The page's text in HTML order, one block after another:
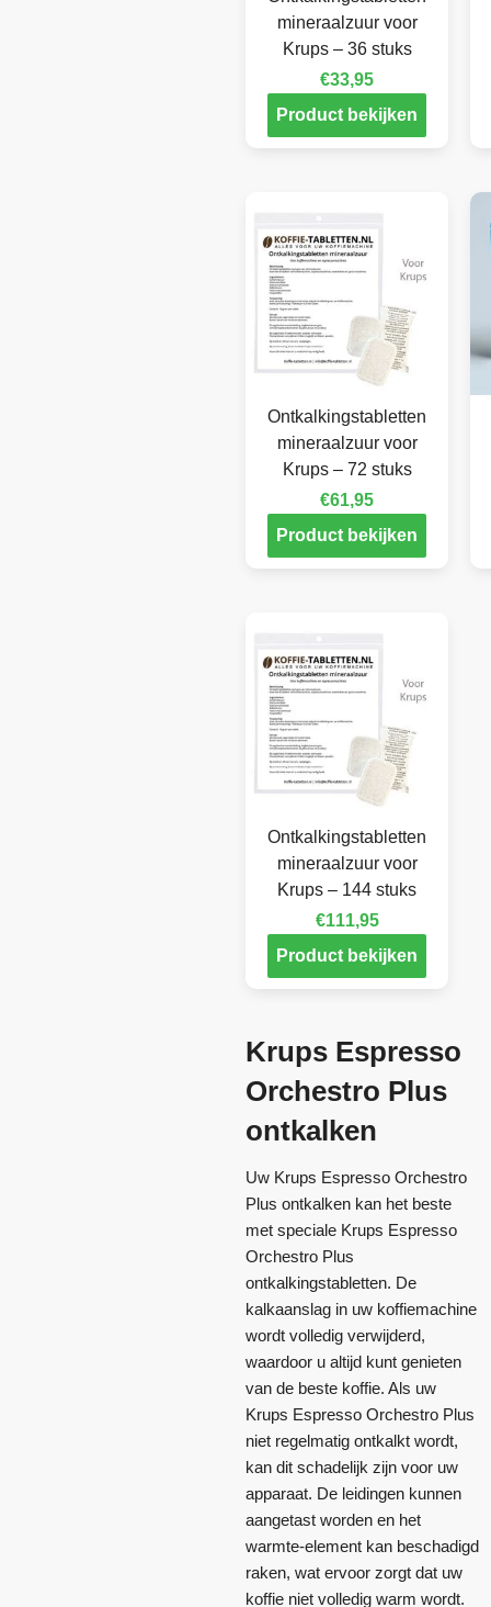
mineraalzuur voor
Krups – 36 stuks
€33,95
Product bekijken
Ontkalkingstabletten
mineraalzuur voor
Krups – 72 stuks
€61,95
Product bekijken
Ontkalkingstabletten
mineraalzuur voor
Krups – 144 stuks
€111,95
Product bekijken
Krups Espresso
Orchestro Plus
ontkalken
Uw Krups Espresso Orchestro
Plus ontkalken kan het beste
met speciale Krups Espresso
Orchestro Plus
ontkalkingstabletten. De
kalkaanslag in uw koffiemachine
wordt volledig verwijderd,
waardoor u altijd kunt genieten
van de beste koffie. Als uw
Krups Espresso Orchestro Plus
niet regelmatig ontkalkt wordt,
kan dit schadelijk zijn voor uw
apparaat. De leidingen kunnen
aangetast worden en het
warmte-element kan beschadigd
raken, wat ervoor zorgt dat uw
koffie niet volledig warm wordt.